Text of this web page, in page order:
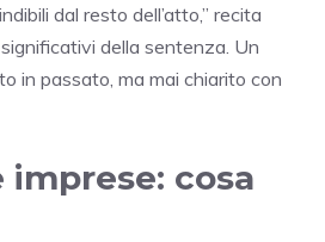
dal resto dell’atto,” recita
della sentenza. Un
in passato, ma mai chiarito con
cosa